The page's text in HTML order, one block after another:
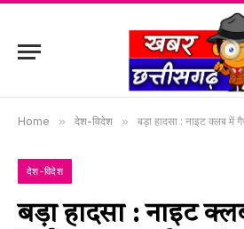
Home » देश-विदेश » बड़ा हादसा : नाइट क्लब में गैस सिलेंडर
देश-विदेश
बड़ा हादसा : नाइट